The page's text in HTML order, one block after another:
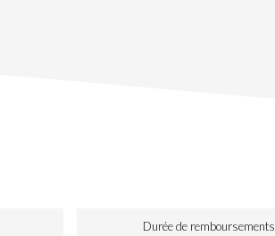
Durée de remboursements